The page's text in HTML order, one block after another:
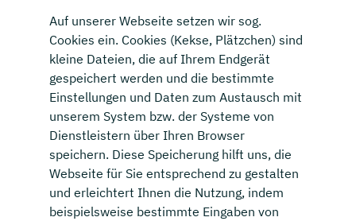
Auf unserer Webseite setzen wir sog.
Cookies ein. Cookies (Kekse, Plätzchen) sind
kleine Dateien, die auf Ihrem Endgerät
gespeichert werden und die bestimmte
Einstellungen und Daten zum Austausch mit
unserem System bzw. der Systeme von
Dienstleistern über Ihren Browser
speichern. Diese Speicherung hilft uns, die
Webseite für Sie entsprechend zu gestalten
und erleichtert Ihnen die Nutzung, indem
beispielsweise bestimmte Eingaben von